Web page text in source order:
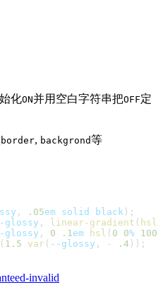
化ON并用空白字符串把OFF定
border, backgrond等
, .05em solid black ) ;
glossy , linear-gradient ( hsl
glossy , 0 .1 em hsl ( 0 0% 100
( 1.5 var ( --glossy , - .4 ) ) ;
invalid